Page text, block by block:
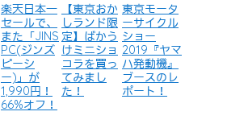
楽天日本一
セールで、
また「JINS
PC(ジンズ
ピーシ
ー)」が
1,990円！
66%オフ！
【東京おか
しランド限
定】ばかう
けミニショ
コラを買っ
てみまし
た！
東京モータ
ーサイクル
ショー
2019『ヤマ
ハ発動機』
ブースのレ
ポート！